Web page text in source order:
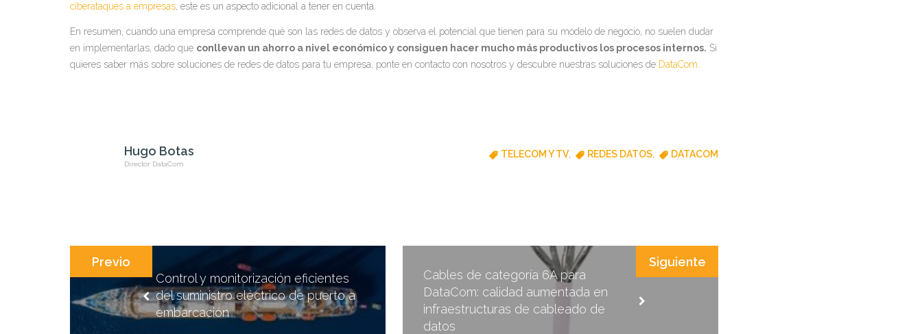
ciberataques a empresas , este es un aspecto adicional a tener en cuenta.
En resumen, cuando una empresa comprende qué son las redes de datos y observa el potencial que tienen para su modelo de negocio, no suelen dudar
en implementarlas, dado que conllevan un ahorro a nivel económico y consiguen hacer mucho más productivos los procesos internos. Si
quieres saber más sobre soluciones de redes de datos para tu empresa, ponte en contacto con nosotros y descubre nuestras soluciones de DataCom..
Hugo Botas
Director DataCom
TELECOM Y TV, REDES DATOS DATACOM
Control y monitorización eficientes
del suministro eléctrico de puerto a
embarcación
Cables de categoría 6A para
DataCom: calidad aumentada en
infraestructuras de cableado de
datos